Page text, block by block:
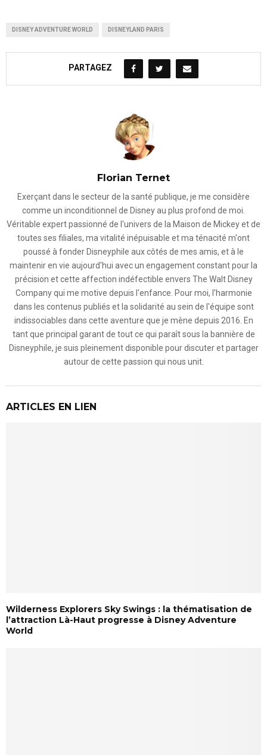
DISNEY ADVENTURE WORLD DISNEYLAND PARIS
PARTAGEZ
Florian Ternet
Exerçant dans le secteur de la santé publique, je me considère
comme un inconditionnel de Disney au plus profond de moi.
Véritable expert passionné de l'univers de la Maison de Mickey et de
toutes ses filiales, ma vitalité inépuisable et ma ténacité m'ont
poussé à fonder Disneyphile aux côtés de mes amis, et à le
maintenir en vie aujourd'hui avec un engagement constant pour la
précision et cette affection indéfectible envers The Walt Disney
Company qui me motive depuis l'enfance. Pour moi, l'harmonie
dans les contenus publiés et la solidarité au sein de l'équipe sont
indissociables dans cette aventure que je mène depuis 2016. En
tant que principal garant de tout ce qui paraît sous la bannière de
Disneyphile, je suis pleinement disponible pour discuter et partager
autour de cette passion qui nous unit.
ARTICLES EN LIEN
Wilderness Explorers Sky Swings : la thématisation de
l’attraction Là-Haut progresse à Disney Adventure
World